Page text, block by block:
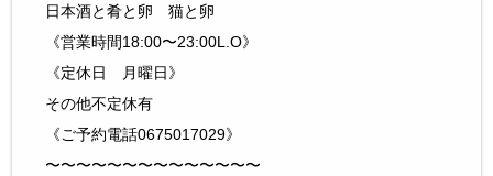
日本酒と肴と卵 猫と卵
《営業時間18:00〜23:00L.O》
《定休日 月曜日》
その他不定休有
《ご予約電話0675017029》
〜〜〜〜〜〜〜〜〜〜〜〜〜〜